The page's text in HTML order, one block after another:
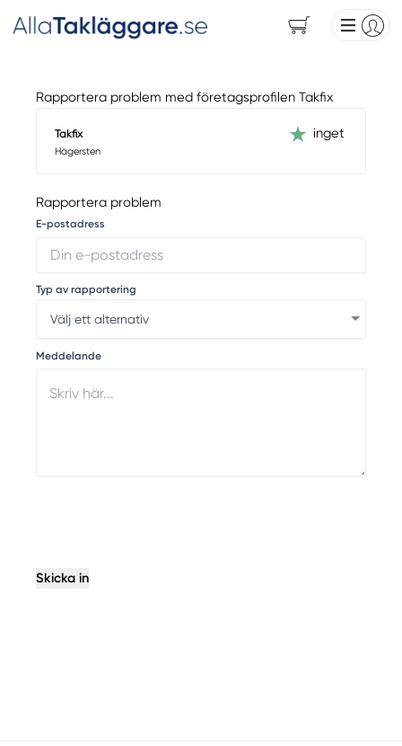
Rapportera problem med företagsprofilen Takfix
Takfix
Hägersten
inget
Rapportera problem
E-postadress
Typ av rapportering
Meddelande
Skicka in